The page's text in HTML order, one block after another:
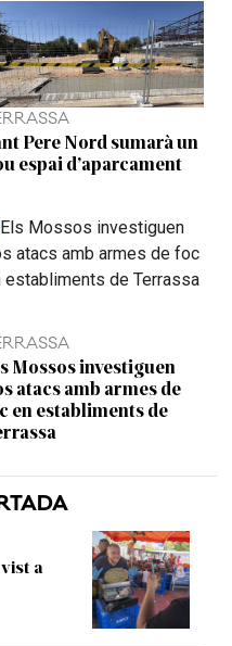
a
Pere Nord sumarà un
espai d’aparcament
Mossos investiguen
atacs amb armes de
en establiments de